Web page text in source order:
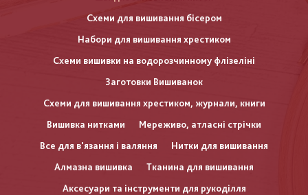
Схеми для вишивання бісером
Набори для вишивання хрестиком
Схеми вишивки на водорозчинному флізеліні
Заготовки Вишиванок
Схеми для вишивання хрестиком, журнали, книги
Вишивка нитками
Мереживо, атласні стрічки
Все для в'язання і валяння
Нитки для вишивання
Алмазна вишивка
Тканина для вишивання
Аксесуари та інструменти для рукоділля